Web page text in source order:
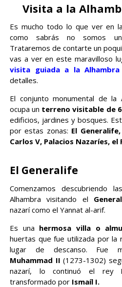
Visita a la
Es mucho todo lo que ver en
como sabrás no somos
Trataremos de contarte un
vas a ver en este maravilloso
visita guiada a la Alhambra
detalles.
El conjunto monumental de la
ocupa un terreno visitable de
edificios, jardines y bosques.
por estas zonas: El
Carlos V, Palacios Nazaríes,
El Generalife
Comenzamos descubriendo
Alhambra visitando el
nazarí como el Yannat al-arif.
Es una hermosa villa o
huertas que fue utilizada por la
lugar de descanso. Fue
Muhammad II(1273-1302)
nazarí, lo continuó el rey
transformado por Ismaíl I.